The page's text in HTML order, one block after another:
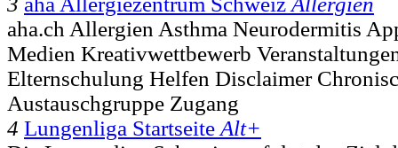
aha.ch Allergien Asthma Neurodermitis
Medien Kreativwettbewerb
Elternschulung Helfen Disclaimer
Austauschgruppe Zugang
4 Lungenliga Startseite Alt+